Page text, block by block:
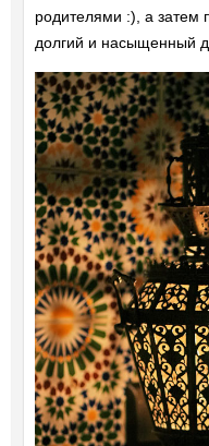
родителями :), а затем
долгий и насыщенный